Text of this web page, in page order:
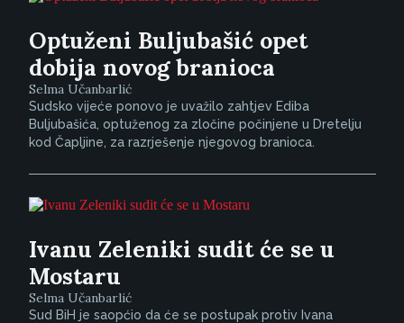
Optuženi Buljubašić opet
dobija novog branioca
Selma Učanbarlić
Sudsko vijeće ponovo je uvažilo zahtjev Ediba
Buljubašića, optuženog za zločine počinjene u Dretelju
kod Čapljine, za razrješenje njegovog branioca.
Ivanu Zeleniki sudit će se u
Mostaru
Selma Učanbarlić
Sud BiH je saopćio da će se postupak protiv Ivana